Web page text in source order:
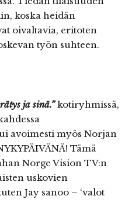
koska heidän
oivaltavia, eritoten
työn suhteen.
ja sinä.”kotiryhmissä,
avoimesti myös Norjan
Tämä
Norge Vision TV:n
uskovien
Jay sanoo – ‘valot